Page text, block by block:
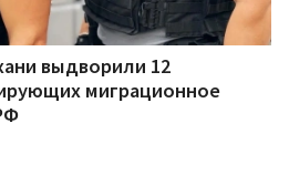
выдворили 12
миграционное